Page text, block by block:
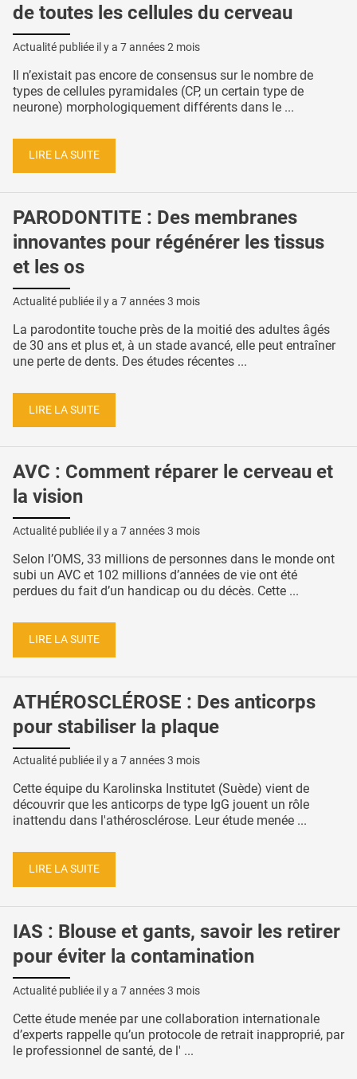
de toutes les cellules du cerveau
Actualité publiée il y a 7 années 2 mois
Il n’existait pas encore de consensus sur le nombre de
types de cellules pyramidales (CP, un certain type de
neurone) morphologiquement différents dans le ...
LIRE LA SUITE
PARODONTITE : Des membranes
innovantes pour régénérer les tissus
et les os
Actualité publiée il y a 7 années 3 mois
La parodontite touche près de la moitié des adultes âgés
de 30 ans et plus et, à un stade avancé, elle peut entraîner
une perte de dents. Des études récentes ...
LIRE LA SUITE
AVC : Comment réparer le cerveau et
la vision
Actualité publiée il y a 7 années 3 mois
Selon l’OMS, 33 millions de personnes dans le monde ont
subi un AVC et 102 millions d’années de vie ont été
perdues du fait d’un handicap ou du décès. Cette ...
LIRE LA SUITE
ATHÉROSCLÉROSE : Des anticorps
pour stabiliser la plaque
Actualité publiée il y a 7 années 3 mois
Cette équipe du Karolinska Institutet (Suède) vient de
découvrir que les anticorps de type IgG jouent un rôle
inattendu dans l'athérosclérose. Leur étude menée ...
LIRE LA SUITE
IAS : Blouse et gants, savoir les retirer
pour éviter la contamination
Actualité publiée il y a 7 années 3 mois
Cette étude menée par une collaboration internationale
d’experts rappelle qu’un protocole de retrait inapproprié, par
le professionnel de santé, de l' ...